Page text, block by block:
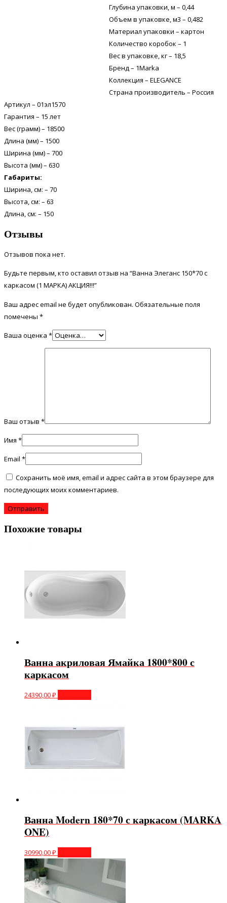
Глубина упаковки, м – 0,44
Объем в упаковке, м3 – 0,482
Материал упаковки – картон
Количество коробок – 1
Вес в упаковке, кг – 18,5
Бренд – 1Marka
Коллекция – ELEGANCE
Страна производитель – Россия
Артикул – 01эл1570
Гарантия – 15 лет
Вес (грамм) – 18500
Длина (мм) – 1500
Ширина (мм) – 700
Высота (мм) – 630
Габариты:
Ширина, см: – 70
Высота, см: – 63
Длина, см: – 150
Отзывы
Отзывов пока нет.
Будьте первым, кто оставил отзыв на “Ванна Элеганс 150*70 с
каркасом (1 МАРКА) АКЦИЯ!!!”
Ваш адрес email не будет опубликован. Обязательные поля
помечены *
Ваша оценка *
Ваш отзыв *
Имя *
Email *
Сохранить моё имя, email и адрес сайта в этом браузере для
последующих моих комментариев.
Похожие товары
Ванна акриловая Ямайка 1800*800 с
каркасом
24390,00₽
Ванна Modern 180*70 с каркасом (MARKA
ONE)
30990,00₽